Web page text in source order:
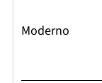
Moderno